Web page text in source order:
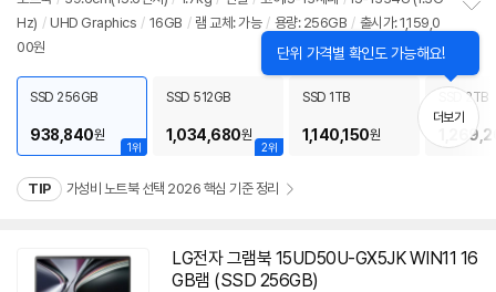
뷰
Hz) / UHD Graphics / 16GB / 램 교체: 가능 / 용량: 256GB / 출시가: 1,159,0
00원
정
펼
치
기
1위
SSD 256GB
938,840원
2위
SSD 512GB
1,034,680원
SSD 1TB
1,140,150원
SSD 2TB
더보기
TIP 가성비 노트북 선택 2026 핵심 기준 정리
LG전자 그램북 15UD50U-GX5JK WIN11 16
GB램 (SSD 256GB)